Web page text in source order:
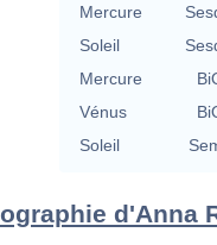
Mercure
Soleil
Mercure
Vénus
Soleil
d'Anna